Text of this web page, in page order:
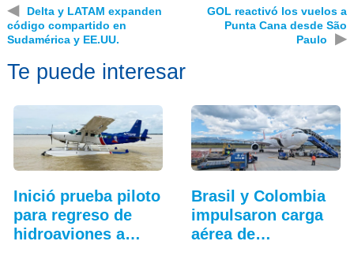
◀
Delta y LATAM expanden
código compartido en
Sudamérica y EE.UU.
GOL reactivó los vuelos a
Punta Cana desde São
Paulo
▶
Te puede interesar
Inició prueba piloto
para regreso de
hidroaviones a
Brasil y Colombia
impulsaron carga
aérea de…